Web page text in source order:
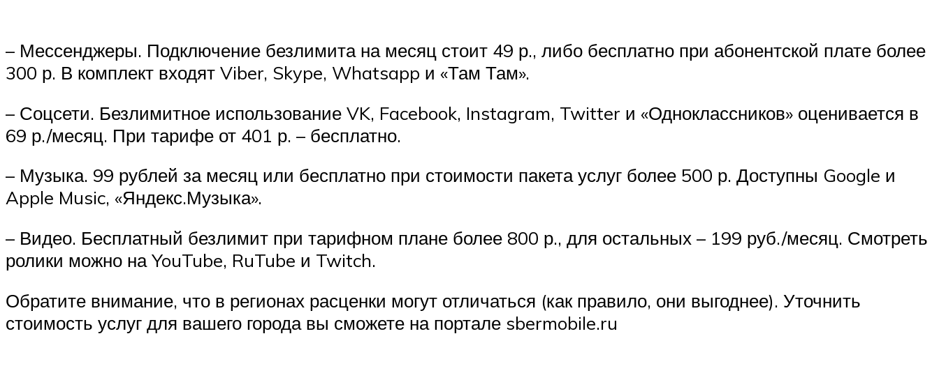
– Мессенджеры. Подключение безлимита на месяц стоит 49 р., либо бесплатно при абонентской плате более
300 р. В комплект входят Viber, Skype, Whatsapp и «Там Там».
– Соцсети. Безлимитное использование VK, Facebook, Instagram, Twitter и «Одноклассников» оценивается в
69 р./месяц. При тарифе от 401 р. – бесплатно.
– Музыка. 99 рублей за месяц или бесплатно при стоимости пакета услуг более 500 р. Доступны Google и
Apple Music, «Яндекс.Музыка».
– Видео. Бесплатный безлимит при тарифном плане более 800 р., для остальных – 199 руб./месяц. Смотреть
ролики можно на YouTube, RuTube и Twitch.
Обратите внимание, что в регионах расценки могут отличаться (как правило, они выгоднее). Уточнить
стоимость услуг для вашего города вы сможете на портале sbermobile.ru